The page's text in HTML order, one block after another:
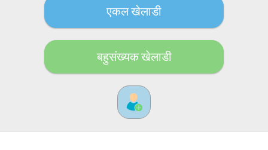
एकल खेलाडी
बहुसंख्यक खेलाडी